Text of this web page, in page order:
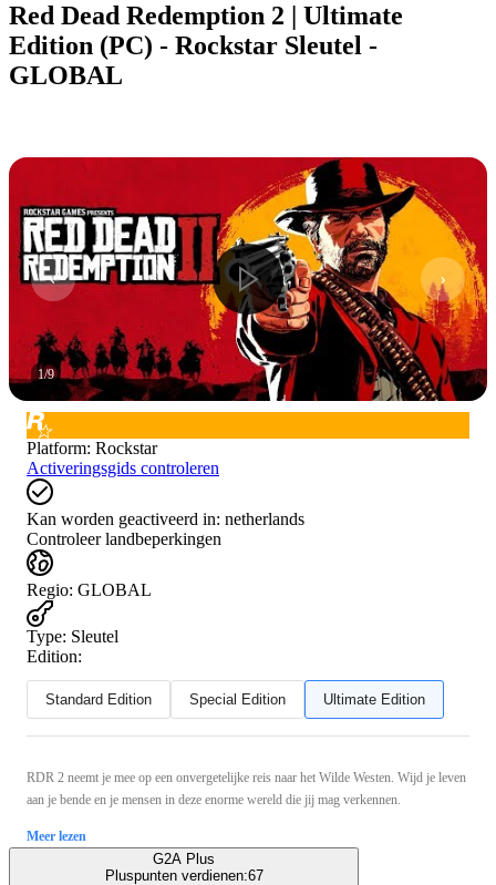
Red Dead Redemption 2 | Ultimate
Edition (PC) - Rockstar Sleutel -
GLOBAL
1/9
Platform: Rockstar
Activeringsgids controleren
Kan worden geactiveerd in: netherlands
Controleer landbeperkingen
Regio: GLOBAL
Type: Sleutel
Edition:
Standard Edition Special Edition Ultimate Edition
RDR 2 neemt je mee op een onvergetelijke reis naar het Wilde Westen. Wijd je leven
aan je bende en je mensen in deze enorme wereld die jij mag verkennen.
Meer lezen
G2A Plus
Pluspunten verdienen:67